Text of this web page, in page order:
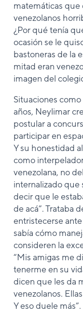
matemáticas que
venezolanos
¿Por qué tenía
ocasión se le
bastoneras de la
mitad eran
imagen del
Situaciones
años, Neylimar
postular a
participar en
Y su honestidad
como
venezolana, no
internalizado que
decir que le
de acá”. Trataba
entristecerse
sabía cómo
consideren la
“Mis amigas me
tenerme en su
dicen que les da
venezolanos.
Y eso duele más”.